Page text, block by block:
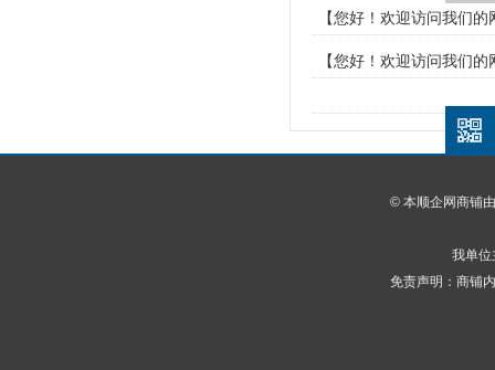
【您好！欢迎访问我们
【您好！欢迎访问我们
© 本顺企网商铺由
我单位
免责声明：商铺